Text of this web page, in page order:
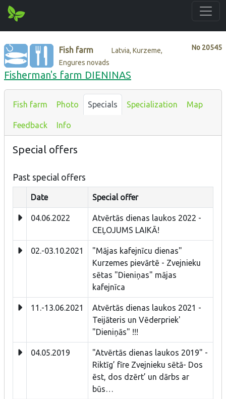
No 20545
Fish farm
Latvia, Kurzeme,
Engures novads
Fisherman's farm DIENINAS
Fish farm Photo Specials Specialization Map
Feedback Info
Special offers
Past special offers
Date Special offer
04.06.2022
Atvērtās dienas laukos 2022 -
CEĻOJUMS LAIKĀ!
02.-03.10.2021
"Mājas kafejnīcu dienas"
Kurzemes pievārtē - Zvejnieku
sētas "Dieniņas" mājas
kafejnīca
11.-13.06.2021
Atvērtās dienas laukos 2021 -
Teijāteris un Vēderpriek'
"Dieniņās" !!!
04.05.2019
"Atvērtās dienas laukos 2019" -
Riktīg’ fīre Zvejnieku sētā- Dos
ēst, dos dzērt’ un dārbs ar
būs…